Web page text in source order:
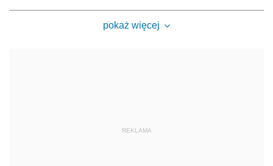
pokaż więcej
REKLAMA